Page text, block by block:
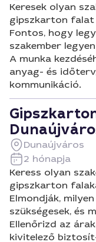
Keresek olyan
gipszkarton falat
Fontos, hogy
szakember
A munka
anyag- és
kommunikáció.
Dunaújváros
2 hónapja
Keress olyan
gipszkarton
Elmondják,
szükségesek, és
Ellenőrizd az
kivitelező